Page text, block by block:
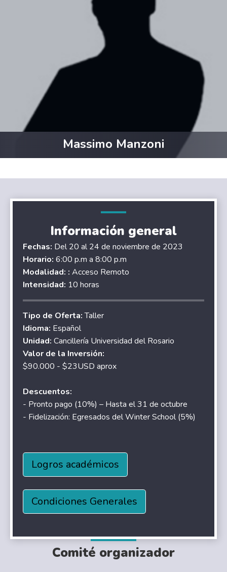
Massimo Manzoni
Información general
Fechas: Del 20 al 24 de noviembre de 2023
Horario:6:00 p.m a 8:00 p.m
Modalidad: :Acceso Remoto
Intensidad: 10 horas
Tipo de Oferta:Taller
Idioma: Español
Unidad:Cancillería Universidad del Rosario
Valor de la Inversión:
$90.000 - $23USD aprox
Descuentos:
- Pronto pago (10%) – Hasta el 31 de octubre
- Fidelización: Egresados del Winter School (5%)
Logros académicos
Condiciones Generales
Comité organizador